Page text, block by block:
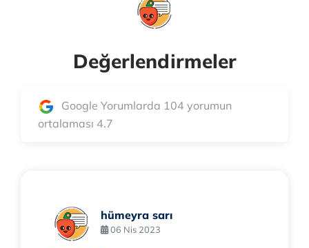
Değerlendirmeler
Google Yorumlarda 104 yorumun
ortalaması 4.7
hümeyra sarı
06 Nis 2023